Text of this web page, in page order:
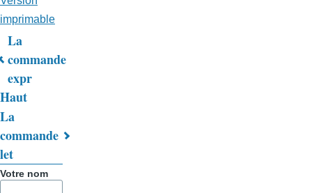
imprimable
Liens
transversaux
de
livre
pour
Trucs
La
commande
expr
Haut
La
commande
let
Votre nom